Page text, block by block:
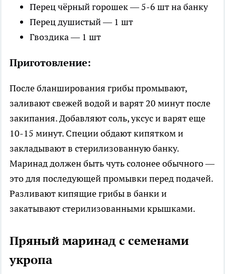
Перец чёрный горошек — 5-6 шт на банку
Перец душистый — 1 шт
Гвоздика — 1 шт
Приготовление:
После бланширования грибы промывают,
заливают свежей водой и варят 20 минут после
закипания. Добавляют соль, уксус и варят еще
10-15 минут. Специи обдают кипятком и
закладывают в стерилизованную банку.
Маринад должен быть чуть солонее обычного —
это для последующей промывки перед подачей.
Разливают кипящие грибы в банки и
закатывают стерилизованными крышками.
Пряный маринад с семенами
укропа